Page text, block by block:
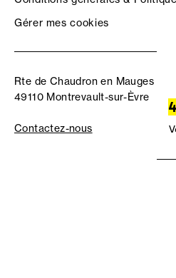
Gérer mes cookies
Rte de Chaudron en Mauges
49110 Montrevault-sur-Èvre
Contactez-nous